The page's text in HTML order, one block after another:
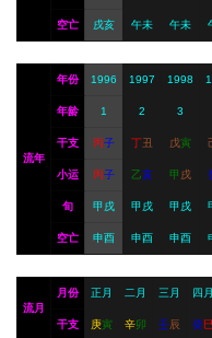
空亡 戌亥 午未 午未
流年
年份 1996 1997 1998
年龄 1 2 3
干支 丙子 丁丑 戊寅
小运 丙子 乙亥 甲 戌
旬 甲戌 甲戌 甲戌
空亡 申酉 申酉 申酉
流月
月份 正月 二月 三月 四月
干支 庚寅 辛卯 壬辰 癸